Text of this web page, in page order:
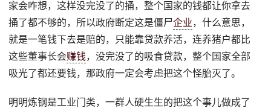
家会咋想，这样没完没了的捅，整个国家的钱都让你拿去
捅了都不够的，所以政府断定这是僵尸企业，什么意思，
就是一笔钱下去是赔的，只能靠贷款养活，连养猪户都比
这些董事长会赚钱，没完没了的吸食贷款，整个国家全部
吸光了都还要钱，那政府一定会考虑把这个怪胎灭了。
明明炼钢是工业门类，一群人硬生生的把这个事儿做成了